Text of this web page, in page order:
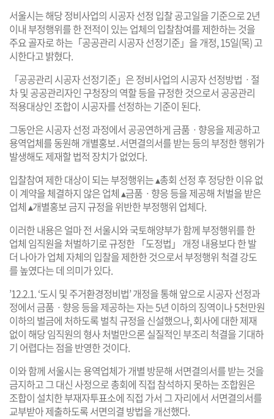
서울시는 해당 정비사업의 시공자 선정 입찰 공고일을 기준으로 2년
이내 부정행위를 한 전적이 있는 업체의 입찰참여를 제한하는 것을
주요 골자로 하는「공공관리 시공자 선정기준」을 개정, 15일(목) 고
시한다고 밝혔다.
「공공관리 시공자 선정기준」은 정비사업의 시공자 선정방법ㆍ절
차 및 공공관리자인 구청장의 역할 등을 규정한 것으로서 공공관리
적용대상인 조합이 시공자를 선정하는 기준이 된다.
그동안은 시공자 선정 과정에서 공공연하게 금품ㆍ향응을 제공하고
용역업체를 동원해 개별홍보․서면결의서를 받는 등의 부정한 행위가
발생해도 제재할 법적 장치가 없었다.
입찰참여 제한 대상이 되는 부정행위는 ▴총회 선정 후 정당한 이유 없
이 계약을 체결하지 않은 업체 ▴금품ㆍ향응 등을 제공해 처벌을 받은
업체 ▴개별홍보 금지 규정을 위반한 부정행위 업체다.
이러한 내용은 얼마 전 서울시와 국토해양부가 함께 부정행위를 한
업체 임직원을 처벌하기로 규정한 「도정법」 개정 내용보다 한 발
더 나아가 업체 자체의 입찰을 제한한 것으로서 부정행위 척결 강도
를 높였다는 데 의미가 있다.
’12.2.1. ‘도시 및 주거환경정비법’ 개정을 통해 앞으로 시공자 선정과
정에서 금품ㆍ향응 등을 제공하는 자는 5년 이하의 징역이나 5천만원
이하의 벌금에 처하도록 벌칙 규정을 신설했으나, 회사에 대한 제재
없이 해당 임직원의 형사 처벌만으론 실질적인 부조리 척결을 기대하
기 어렵다는 점을 반영한 것이다.
이와 함께 서울시는 용역업체가 개별 방문해 서면결의서를 받는 것을
금지하고 그 대신 사정으로 총회에 직접 참석하지 못하는 조합원은
조합이 설치한 부재자투표소에 직접 가서 그 자리에서 서면결의서를
교부받아 제출하도록 서면의결 방법을 개선했다.